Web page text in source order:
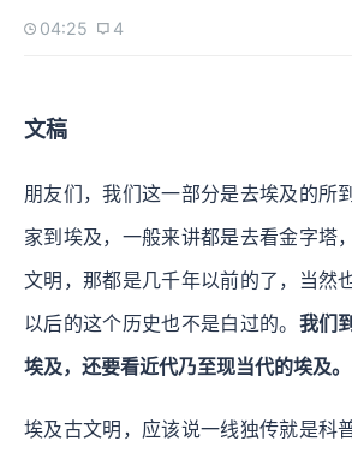
04:25 4
文稿
朋友们，我们这一部分是去埃及的所
家到埃及，一般来讲都是去看金字塔
文明，那都是几千年以前的了，当然
以后的这个历史也不是白过的。 我们
埃及，还要看近代乃至现当代的埃及。
埃及古文明，应该说一线独传就是科